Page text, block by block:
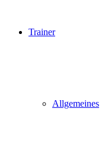
Trainer
Allgemeines